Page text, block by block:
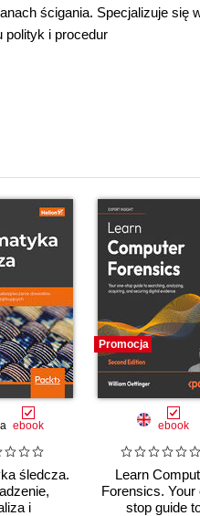
ścigania. Specjalizuje się
polityk i procedur
ebook
śledcza.
i
Promocja
ebook
Learn
Forensics. Your
stop guide